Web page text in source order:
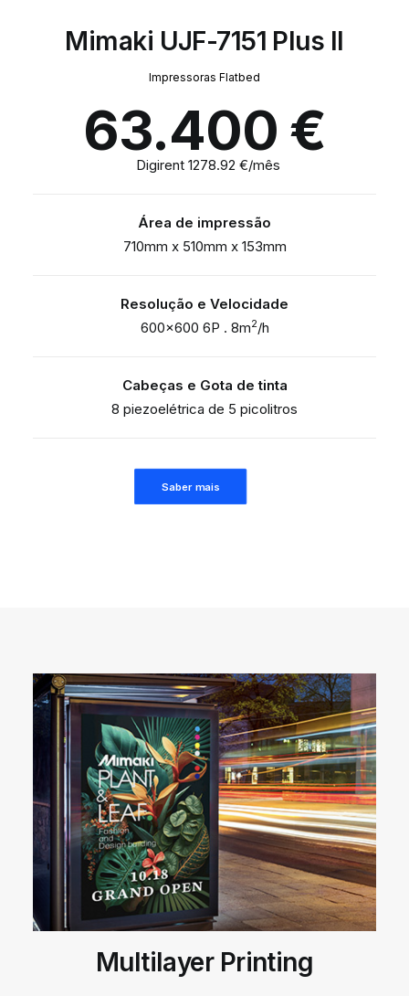
Mimaki UJF-7151 Plus II
Impressoras Flatbed
63.400 €
Digirent 1278.92 €/mês
Área de impressão
710mm x 510mm x 153mm
Resolução e Velocidade
600×600 6P . 8m2/h
Cabeças e Gota de tinta
8 piezoelétrica de 5 picolitros
Saber mais
Floor